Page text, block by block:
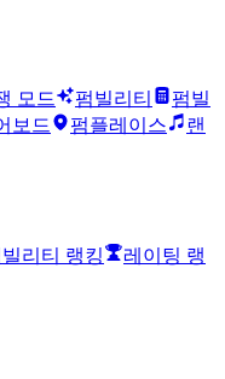
모드 펌빌리티
펌빌
보드 펌플레이스
랜
리티 랭킹
레이팅 랭